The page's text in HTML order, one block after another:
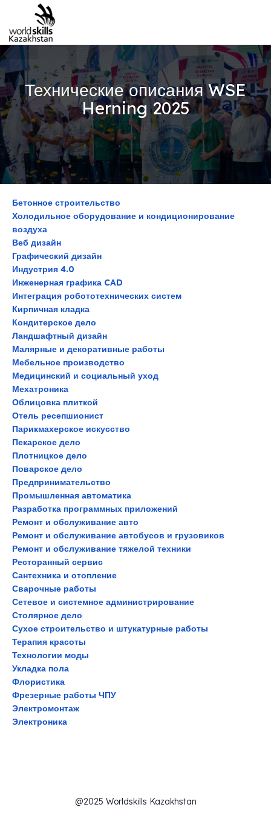
Технические описания WSE
Herning 2025
Бетонное строительство
Холодильное оборудование и кондиционирование
воздуха
Веб дизайн
Графический дизайн
Индустрия 4.0
Инженерная графика CAD
Интеграция робототехнических систем
Кирпичная кладка
Кондитерское дело
Ландшафтный дизайн
Малярные и декоративные работы
Мебельное производство
Медицинский и социальный уход
Мехатроника
Облицовка плиткой
Отель ресепшионист
Парикмахерское искусство
Пекарское дело
Плотницкое дело
Поварское дело
Предпринимательство
Промышленная автоматика
Разработка программных приложений
Ремонт и обслуживание авто
Ремонт и обслуживание автобусов и грузовиков
Ремонт и обслуживание тяжелой техники
Ресторанный сервис
Сантехника и отопление
Сварочные работы
Сетевое и системное администрирование
Столярное дело
Сухое строительство и штукатурные работы
Терапия красоты
Технологии моды
Укладка пола
Флористика
Фрезерные работы ЧПУ
Электромонтаж
Электроника
@2025 Worldskills Kazakhstan